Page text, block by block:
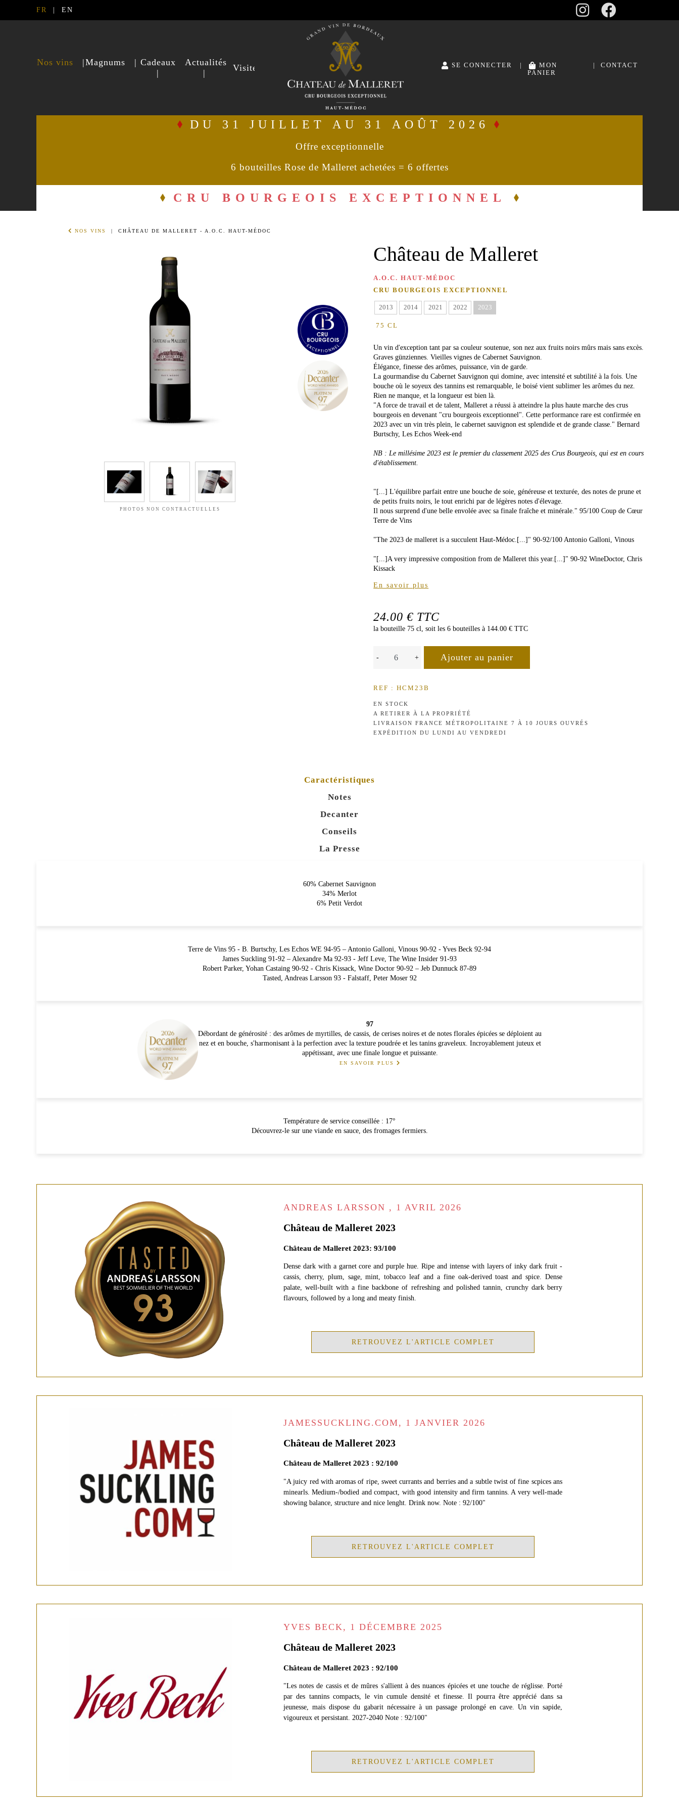
FR EN
Nos vins |Magnums | Cadeaux
|
Actualités
|
Visite SE CONNECTER |
MON
PANIER
| CONTACT
DU 31 JUILLET AU 31 AOÛT 2026
Offre exceptionnelle
6 bouteilles Rose de Malleret achetées = 6 offertes
CRU BOURGEOIS EXCEPTIONNEL
NOS VINS | CHÂTEAU DE MALLERET - A.O.C. HAUT-MÉDOC
PHOTOS NON CONTRACTUELLES
Château de Malleret
A.O.C. HAUT-MÉDOC
CRU BOURGEOIS EXCEPTIONNEL
2013 2014 2021 2022 2023
75 CL
Un vin d'exception tant par sa couleur soutenue, son nez aux fruits noirs mûrs mais sans excès.
Graves günziennes. Vieilles vignes de Cabernet Sauvignon.
Élégance, finesse des arômes, puissance, vin de garde.
La gourmandise du Cabernet Sauvignon qui domine, avec intensité et subtilité à la fois. Une
bouche où le soyeux des tannins est remarquable, le boisé vient sublimer les arômes du nez.
Rien ne manque, et la longueur est bien là.
"A force de travail et de talent, Malleret a réussi à atteindre la plus haute marche des crus
bourgeois en devenant "cru bourgeois exceptionnel". Cette performance rare est confirmée en
2023 avec un vin très plein, le cabernet sauvignon est splendide et de grande classe." Bernard
Burtschy, Les Echos Week-end
NB : Le millésime 2023 est le premier du classement 2025 des Crus Bourgeois, qui est en cours
d'établissement.
"[...] L'équilibre parfait entre une bouche de soie, généreuse et texturée, des notes de prune et
de petits fruits noirs, le tout enrichi par de légères notes d'élevage.
Il nous surprend d'une belle envolée avec sa finale fraîche et minérale." 95/100 Coup de Cœur
Terre de Vins
"The 2023 de malleret is a succulent Haut-Médoc.[...]" 90-92/100 Antonio Galloni, Vinous
"[...]A very impressive composition from de Malleret this year.[...]" 90-92 WineDoctor, Chris
Kissack
En savoir plus
24.00 € TTC
la bouteille 75 cl, soit les 6 bouteilles à 144.00 € TTC
- +
REF : HCM23B
EN STOCK
A RETIRER À LA PROPRIÉTÉ
LIVRAISON FRANCE MÉTROPOLITAINE 7 À 10 JOURS OUVRÉS
EXPÉDITION DU LUNDI AU VENDREDI
Caractéristiques
Notes
Decanter
Conseils
La Presse
60% Cabernet Sauvignon
34% Merlot
6% Petit Verdot
Terre de Vins 95 - B. Burtschy, Les Echos WE 94-95 – Antonio Galloni, Vinous 90-92 - Yves Beck 92-94
James Suckling 91-92 – Alexandre Ma 92-93 - Jeff Leve, The Wine Insider 91-93
Robert Parker, Yohan Castaing 90-92 - Chris Kissack, Wine Doctor 90-92 – Jeb Dunnuck 87-89
Tasted, Andreas Larsson 93 - Falstaff, Peter Moser 92
97
Débordant de générosité : des arômes de myrtilles, de cassis, de cerises noires et de notes florales épicées se déploient au
nez et en bouche, s'harmonisant à la perfection avec la texture poudrée et les tanins graveleux. Incroyablement juteux et
appétissant, avec une finale longue et puissante.
EN SAVOIR PLUS
Température de service conseillée : 17°
Découvrez-le sur une viande en sauce, des fromages fermiers.
ANDREAS LARSSON , 1 AVRIL 2026
Château de Malleret 2023
Château de Malleret 2023: 93/100
Dense dark with a garnet core and purple hue. Ripe and intense with layers of inky dark fruit -
cassis, cherry, plum, sage, mint, tobacco leaf and a fine oak-derived toast and spice. Dense
palate, well-built with a fine backbone of refreshing and polished tannin, crunchy dark berry
flavours, followed by a long and meaty finish.
RETROUVEZ L'ARTICLE COMPLET
JAMESSUCKLING.COM, 1 JANVIER 2026
Château de Malleret 2023
Château de Malleret 2023 : 92/100
"A juicy red with aromas of ripe, sweet currants and berries and a subtle twist of fine scpices ans
minearls. Medium-/bodied and compact, with good intensity and firm tannins. A very well-made
showing balance, structure and nice lenght. Drink now. Note : 92/100"
RETROUVEZ L'ARTICLE COMPLET
YVES BECK, 1 DÉCEMBRE 2025
Château de Malleret 2023
Château de Malleret 2023 : 92/100
"Les notes de cassis et de mûres s'allient à des nuances épicées et une touche de réglisse. Porté
par des tannins compacts, le vin cumule densité et finesse. Il pourra être apprécié dans sa
jeunesse, mais dispose du gabarit nécessaire à un passage prolongé en cave. Un vin sapide,
vigoureux et persistant. 2027-2040 Note : 92/100"
RETROUVEZ L'ARTICLE COMPLET